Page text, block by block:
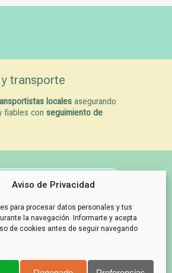
Aviso de Privacidad
para procesar datos personales y tus
la navegación. Informarte y acepta
de cookies antes de seguir navegando
transporte
locales asegurando
fiables conseguimiento de
GESTIÓN DE PEDIDOS